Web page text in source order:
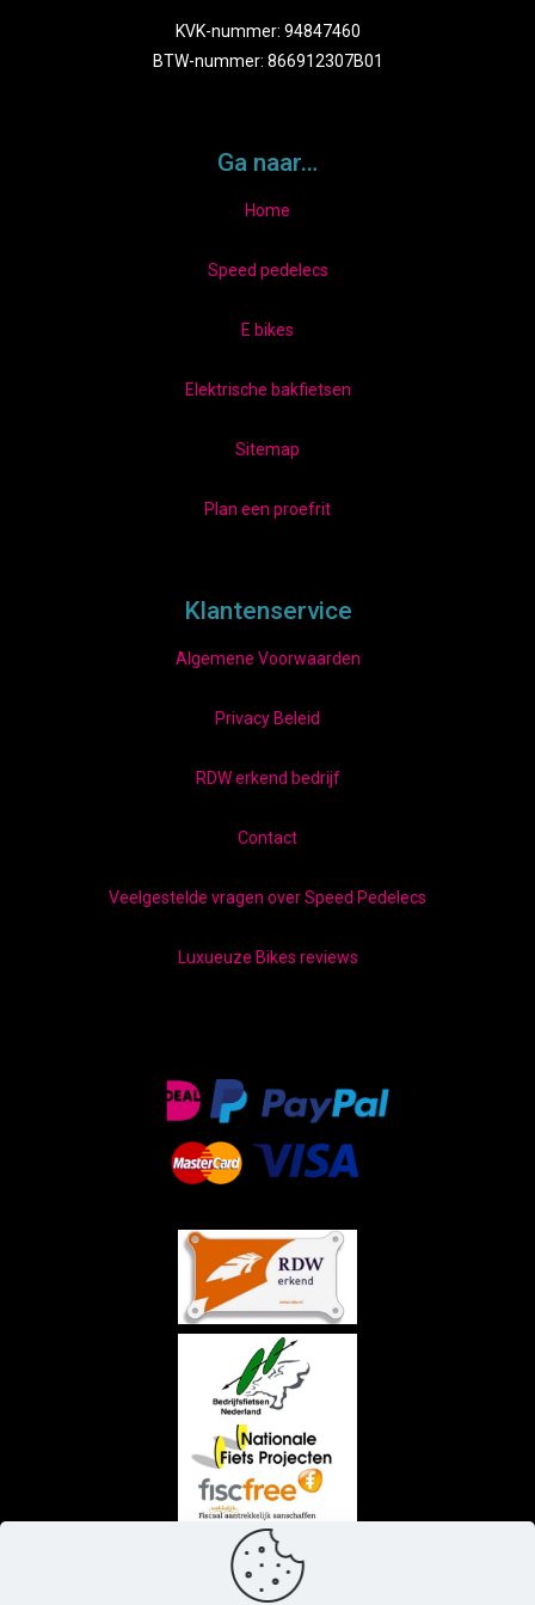
KVK-nummer: 94847460
BTW-nummer: 866912307B01
Ga naar…
Home
Speed pedelecs
E bikes
Elektrische bakfietsen
Sitemap
Plan een proefrit
Klantenservice
Algemene Voorwaarden
Privacy Beleid
RDW erkend bedrijf
Contact
Veelgestelde vragen over Speed Pedelecs
Luxueuze Bikes reviews